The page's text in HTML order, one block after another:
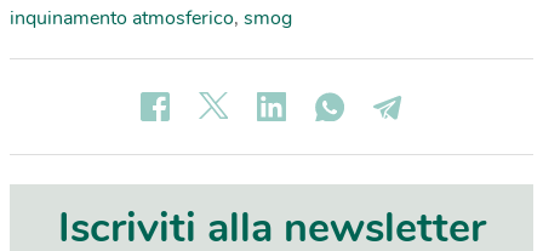
inquinamento atmosferico, smog
Iscriviti alla newsletter